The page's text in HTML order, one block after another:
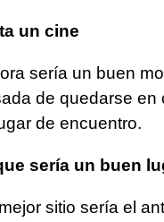
un cine
sería un buen
de quedarse
de encuentro.
sería un buen
sitio sería el